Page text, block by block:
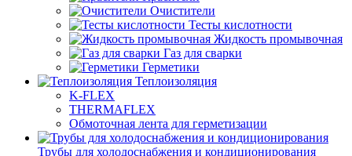
Очистители
Тесты кислотности
Жидкость промывочная
Газ для сварки
Герметики
Теплоизоляция
K-FLEX
THERMAFLEX
Обмоточная лента для герметизации
Трубы для холодоснабжения и кондиционирования